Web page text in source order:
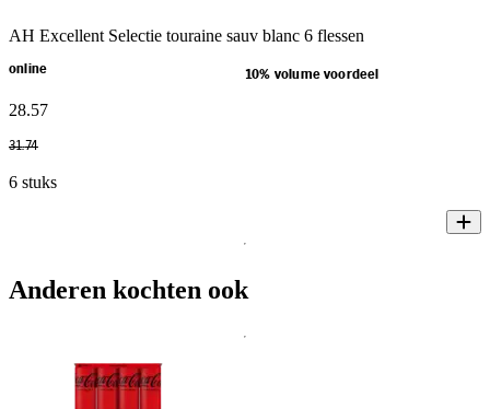
AH Excellent Selectie touraine sauv blanc 6 flessen
online 10% volume voordeel
28.57
31.74
6 stuks
Anderen kochten ook